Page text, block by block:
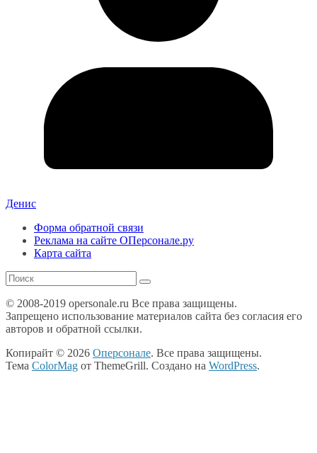
Денис
Форма обратной связи
Реклама на сайте ОПерсонале.ру
Карта сайта
© 2008-2019 opersonale.ru Все права защищены.
Запрещено использование материалов сайта без согласия его
авторов и обратной ссылки.
Копирайт © 2026 Оперсонале. Все права защищены.
Тема ColorMag от ThemeGrill. Создано на WordPress.